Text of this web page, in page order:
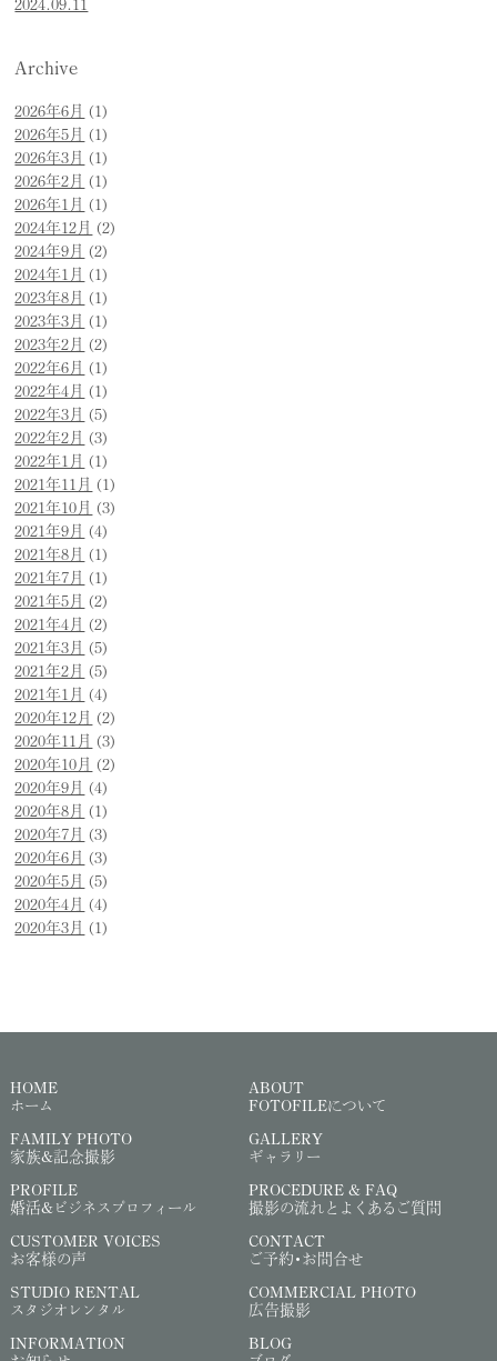
Archive
2026年6月 (1)
2026年5月 (1)
2026年3月 (1)
2026年2月 (1)
2026年1月 (1)
2024年12月 (2)
2024年9月 (2)
2024年1月 (1)
2023年8月 (1)
2023年3月 (1)
2023年2月 (2)
2022年6月 (1)
2022年4月 (1)
2022年3月 (5)
2022年2月 (3)
2022年1月 (1)
2021年11月 (1)
2021年10月 (3)
2021年9月 (4)
2021年8月 (1)
2021年7月 (1)
2021年5月 (2)
2021年4月 (2)
2021年3月 (5)
2021年2月 (5)
2021年1月 (4)
2020年12月 (2)
2020年11月 (3)
2020年10月 (2)
2020年9月 (4)
2020年8月 (1)
2020年7月 (3)
2020年6月 (3)
2020年5月 (5)
2020年4月 (4)
2020年3月 (1)
HOME
ホーム
ABOUT
FOTOFILEについて
FAMILY PHOTO
家族&記念撮影
GALLERY
ギャラリー
PROFILE
婚活&ビジネスプロフィール
PROCEDURE & FAQ
撮影の流れとよくあるご質問
CUSTOMER VOICES
お客様の声
CONTACT
ご予約・お問合せ
STUDIO RENTAL
スタジオレンタル
COMMERCIAL PHOTO
広告撮影
INFORMATION
BLOG